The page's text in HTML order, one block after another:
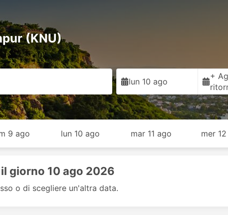
(KNU)
lun 10 ago
+
9 ago lun 10 ago mar 11 ago mer
giorno 10 ago 2026
o di scegliere un'altra data.